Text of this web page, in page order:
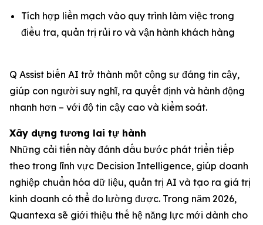
Tích hợp liền mạch vào quy trình làm việc trong
điều tra, quản trị rủi ro và vận hành khách hàng
Q Assist biến AI trở thành một cộng sự đáng tin cậy,
giúp con người suy nghĩ, ra quyết định và hành động
nhanh hơn – với độ tin cậy cao và kiểm soát.
Xây dựng tương lai tự hành
Những cải tiến này đánh dấu bước phát triển tiếp
theo trong lĩnh vực Decision Intelligence, giúp doanh
nghiệp chuẩn hóa dữ liệu, quản trị AI và tạo ra giá trị
kinh doanh có thể đo lường được. Trong năm 2026,
Quantexa sẽ giới thiệu thế hệ năng lực mới dành cho